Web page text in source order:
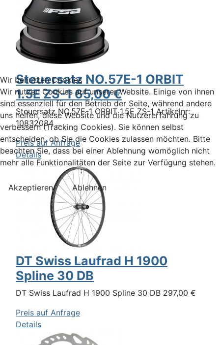
Steuersatz NO.57E-1 ORBIT
1.5E ZS-1 65,00 €
Steuersatz NO.57E-1 ORBIT 1.5E ZS-1 Artikelnr:
10832084 ...
Preis auf Anfrage
Details
DT Swiss Laufrad H 1900
Spline 30 DB
DT Swiss Laufrad H 1900 Spline 30 DB 297,00 €
Preis auf Anfrage
Details
Wir benutzen Cookies
Wir nutzen Cookies auf unserer Website. Einige von ihnen
sind essenziell für den Betrieb der Seite, während andere
uns helfen, diese Website und die Nutzererfahrung zu
verbessern (Tracking Cookies). Sie können selbst
entscheiden, ob Sie die Cookies zulassen möchten. Bitte
beachten Sie, dass bei einer Ablehnung womöglich nicht
mehr alle Funktionalitäten der Seite zur Verfügung stehen.
Akzeptieren Ablehnen